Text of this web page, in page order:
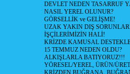
DEVLET NEDEN TASARRUF
NASIL YEREL OLUNUR?
GÖRSELLİK ve GELİŞME!
UZAK YAKIN DIŞ
İŞÇİLERİMİZİN HALİ!
KRİZDE KAMUSAL
15 TEMMUZ NEDEN OLDU?
ALKIŞLARLA BATIYORUZ!!!
YÖRESEL/YEREL, ÜRÜN/
KRİZDEN BUĞRANA,